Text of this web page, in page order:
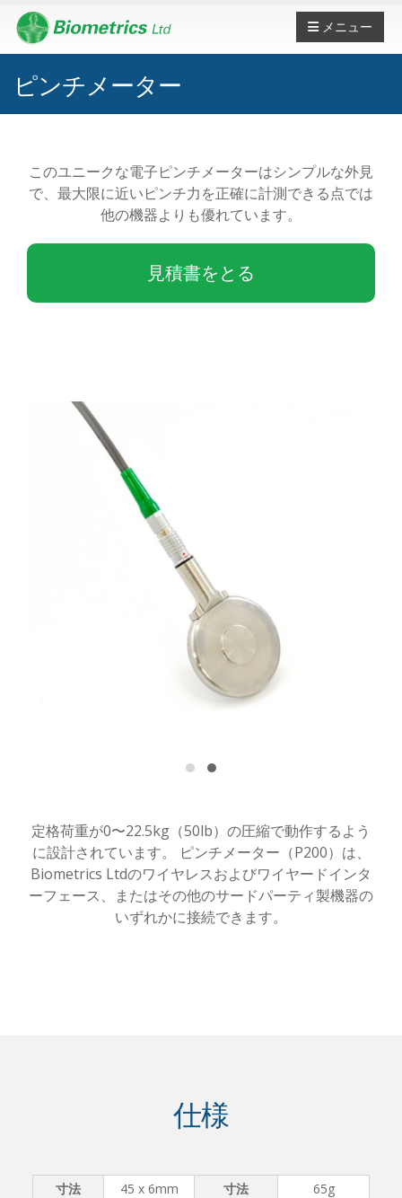
メニュー
ピンチメーター
このユニークな電子ピンチメーターはシンプルな外見
で、最大限に近いピンチ力を正確に計測できる点では
他の機器よりも優れています。
見積書をとる
定格荷重が0〜22.5kg（50lb）の圧縮で動作するよう
に設計されています。 ピンチメーター（P200）は、
Biometrics Ltdのワイヤレスおよびワイヤードインタ
ーフェース、またはその他のサードパーティ製機器の
いずれかに接続できます。
仕様
寸法 45 x 6mm 寸法 65g